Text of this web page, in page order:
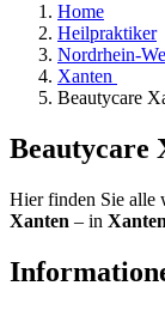
Home
Heilpraktiker
Nordrhein-
Xanten
Beautycare
Beautycare
Hier finden Sie alle
Xanten – in Xanten